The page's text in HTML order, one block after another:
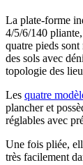
La plate-forme
4/5/6/140
quatre pieds
des sols avec
topologie des
Les quatre
plancher et
réglables avec
Une fois pliée,
très facilement